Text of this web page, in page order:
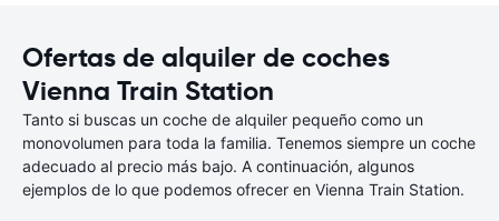
Ofertas de alquiler de coches
Vienna Train Station
Tanto si buscas un coche de alquiler pequeño como un
monovolumen para toda la familia. Tenemos siempre un coche
adecuado al precio más bajo. A continuación, algunos
ejemplos de lo que podemos ofrecer en Vienna Train Station.